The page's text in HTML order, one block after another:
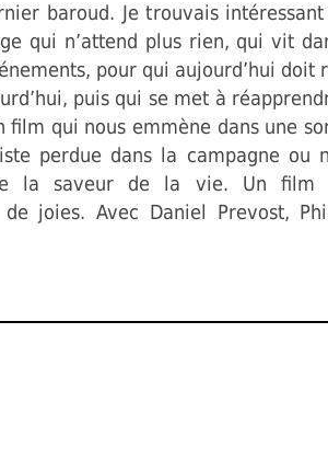
baroud. Je trouvais
qui n’attend plus rien, qui vit
pour qui aujourd’hui doit
puis qui se met à
film qui nous emmène dans une
perdue dans la campagne ou
la saveur de la vie. Un film
joies. Avec Daniel Prevost,